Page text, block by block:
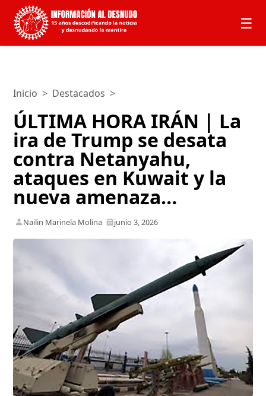
☰
Inicio > Destacados >
ÚLTIMA HORA IRÁN | La
ira de Trump se desata
contra Netanyahu,
ataques en Kuwait y la
nueva amenaza…
Nailin Marinela Molina junio 3, 2026